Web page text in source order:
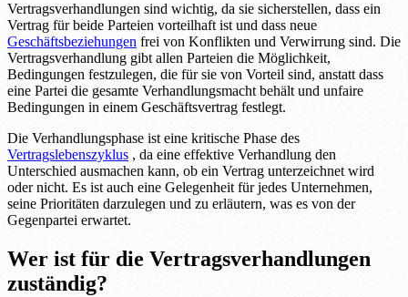
Vertragsverhandlungen sind wichtig, da sie sicherstellen, dass ein
Vertrag für beide Parteien vorteilhaft ist und dass neue
Geschäftsbeziehungen frei von Konflikten und Verwirrung sind. Die
Vertragsverhandlung gibt allen Parteien die Möglichkeit,
Bedingungen festzulegen, die für sie von Vorteil sind, anstatt dass
eine Partei die gesamte Verhandlungsmacht behält und unfaire
Bedingungen in einem Geschäftsvertrag festlegt.
Die Verhandlungsphase ist eine kritische Phase des
Vertragslebenszyklus , da eine effektive Verhandlung den
Unterschied ausmachen kann, ob ein Vertrag unterzeichnet wird
oder nicht. Es ist auch eine Gelegenheit für jedes Unternehmen,
seine Prioritäten darzulegen und zu erläutern, was es von der
Gegenpartei erwartet.
Wer ist für die Vertragsverhandlungen
zuständig?